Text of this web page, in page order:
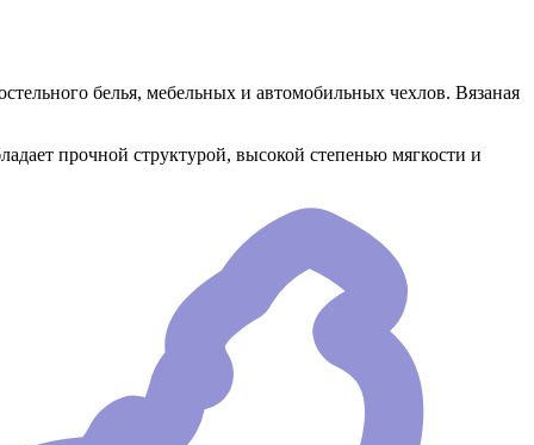
белья, мебельных и автомобильных чехлов. Вязаная
прочной структурой, высокой степенью мягкости и